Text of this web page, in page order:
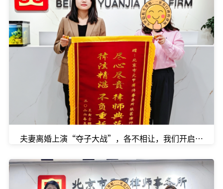
夫妻离婚上演“夺子大战”，各不相让，我们开启调解模